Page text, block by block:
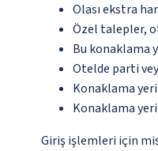
Olası ekstra
Özel talepler,
Bu konaklama
Otelde parti
Konaklama
Konaklama
Giriş işlemleri için